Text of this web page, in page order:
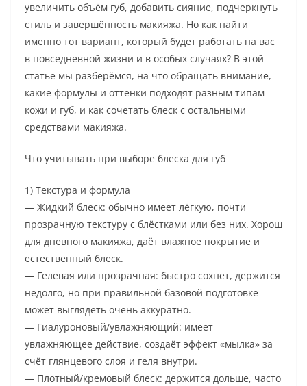
увеличить объём губ, добавить сияние, подчеркнуть
стиль и завершённость макияжа. Но как найти
именно тот вариант, который будет работать на вас
в повседневной жизни и в особых случаях? В этой
статье мы разберёмся, на что обращать внимание,
какие формулы и оттенки подходят разным типам
кожи и губ, и как сочетать блеск с остальными
средствами макияжа.
Что учитывать при выборе блеска для губ
1) Текстура и формула
— Жидкий блеск: обычно имеет лёгкую, почти
прозрачную текстуру с блёстками или без них. Хорош
для дневного макияжа, даёт влажное покрытие и
естественный блеск.
— Гелевая или прозрачная: быстро сохнет, держится
недолго, но при правильной базовой подготовке
может выглядеть очень аккуратно.
— Гиалуроновый/увлажняющий: имеет
увлажняющее действие, создаёт эффект «мылка» за
счёт глянцевого слоя и геля внутри.
— Плотный/кремовый блеск: держится дольше, часто